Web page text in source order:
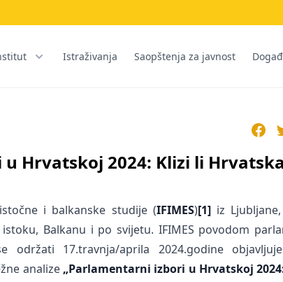
Istraživanja Saopštenja za javnost
Hrvatskoj 2024: Klizi li
i balkanske studije (IFIMES)[1]iz Ljubljane,
Balkanu i po svijetu. IFIMES povodom
održati 17.travnja/aprila 2024.godine
analize „Parlamentarni izbori u Hrvatskoj